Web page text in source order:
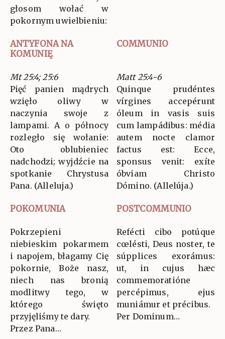
głosom wołać w
pokornym uwielbieniu:
ANTYFONA NA
KOMUNIĘ
COMMUNIO
Mt 25:4; 25:6
Pięć panien mądrych
wzięło oliwy w
naczynia swoje z
lampami. A o północy
rozległo się wołanie:
Oto oblubieniec
nadchodzi; wyjdźcie na
spotkanie Chrystusa
Pana. (Alleluja.)
Matt 25:4-6
Quinque prudéntes
vírgines accepérunt
óleum in vasis suis
cum lampádibus: média
autem nocte clamor
factus est: Ecce,
sponsus venit: exíte
óbviam Christo
Dómino. (Allelúja.)
POKOMUNIA POSTCOMMUNIO
Pokrzepieni
niebieskim pokarmem
i napojem, błagamy Cię
pokornie, Boże nasz,
niech nas bronią
modlitwy tego, w
którego święto
przyjęliśmy te dary.
Przez Pana…
Refécti cibo potúque
cœlésti, Deus noster, te
súpplices exorámus:
ut, in cujus hæc
commemoratióne
percépimus, ejus
muniámur et précibus.
Per Dominum…